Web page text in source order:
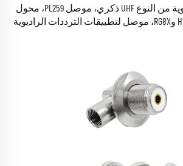
موصل ترددات راديوية من النوع UHF ذكري، موصل PL259، محول